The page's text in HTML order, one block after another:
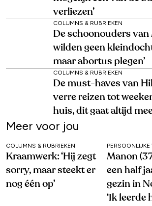
verliezen’
COLUMNS & RUBRIEKEN
De schoonouders van
wilden geen
maar abortus plegen’
COLUMNS & RUBRIEKEN
De must-haves van
verre reizen tot
huis, dit gaat altijd
Meer voor jou
COLUMNS & RUBRIEKEN
Kraamwerk: ‘Hij zegt
sorry, maar steekt er
nog één op’
PERSOONLIJKE
Manon
een half
gezin in
‘Ik leerde